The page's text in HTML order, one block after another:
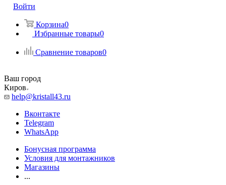
Войти
Корзина0
Избранные товары0
Сравнение товаров0
Ваш город
Киров
help@kristall43.ru
Вконтакте
Telegram
WhatsApp
Бонусная программа
Условия для монтажников
Магазины
...